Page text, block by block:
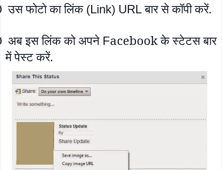
उस फोटो का लिंक (Link) URLबार से कॉपी करें.
अब इस लिंक को अपने Facebook के स्टेटस बार
में पेस्ट करें.